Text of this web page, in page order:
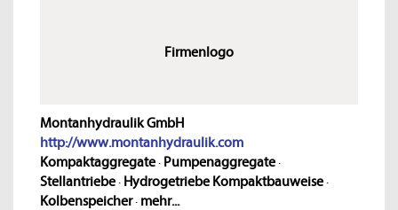
Firmenlogo
Montanhydraulik GmbH
http://www.montanhydraulik.com
Kompaktaggregate· Pumpenaggregate·
Stellantriebe· Hydrogetriebe Kompaktbauweise·
Kolbenspeicher· mehr...